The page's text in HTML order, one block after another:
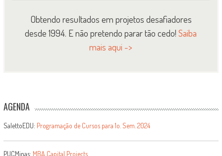
Obtendo resultados em projetos desafiadores
desde 1994. E não pretendo parar tão cedo!Saiba
mais aqui ->
AGENDA
SalettoEDU: Programação de Cursos para 1o. Sem. 2024
PUCMinas: MBA Capital Projects